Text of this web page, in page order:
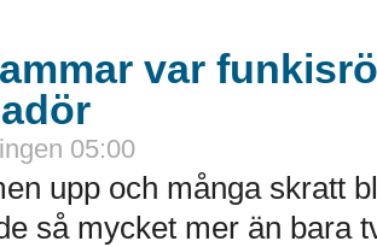
var
05:00
upp och många skratt
så mycket mer än bara